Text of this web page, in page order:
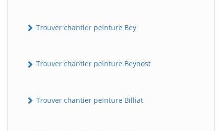
Trouver chantier peinture Bey
Trouver chantier peinture Beynost
Trouver chantier peinture Billiat